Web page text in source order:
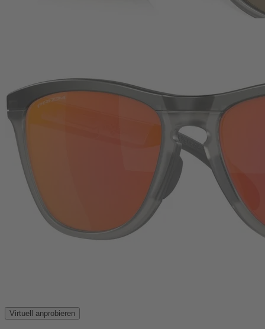
Virtuell anprobieren